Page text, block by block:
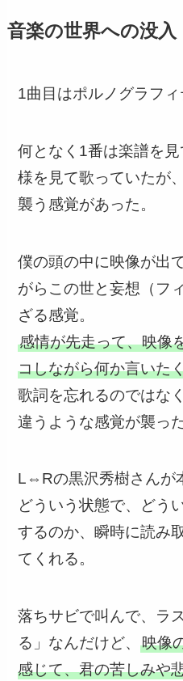
音楽の世界への没入
1曲目はポルノグラフィ
何となく1番は楽譜を
様を見て歌っていたが
襲う感覚があった。
僕の頭の中に映像が出
がらこの世と妄想（フ
ざる感覚。
感情が先走って、映像
コしながら何か言いた
歌詞を忘れるのではな
違うような感覚が襲った
L⇔Rの黒沢秀樹さんが
どういう状態で、どう
するのか、瞬時に読み
てくれる。
落ちサビで叫んで、ラ
る」なんだけど、映像
感じて、君の苦しみや